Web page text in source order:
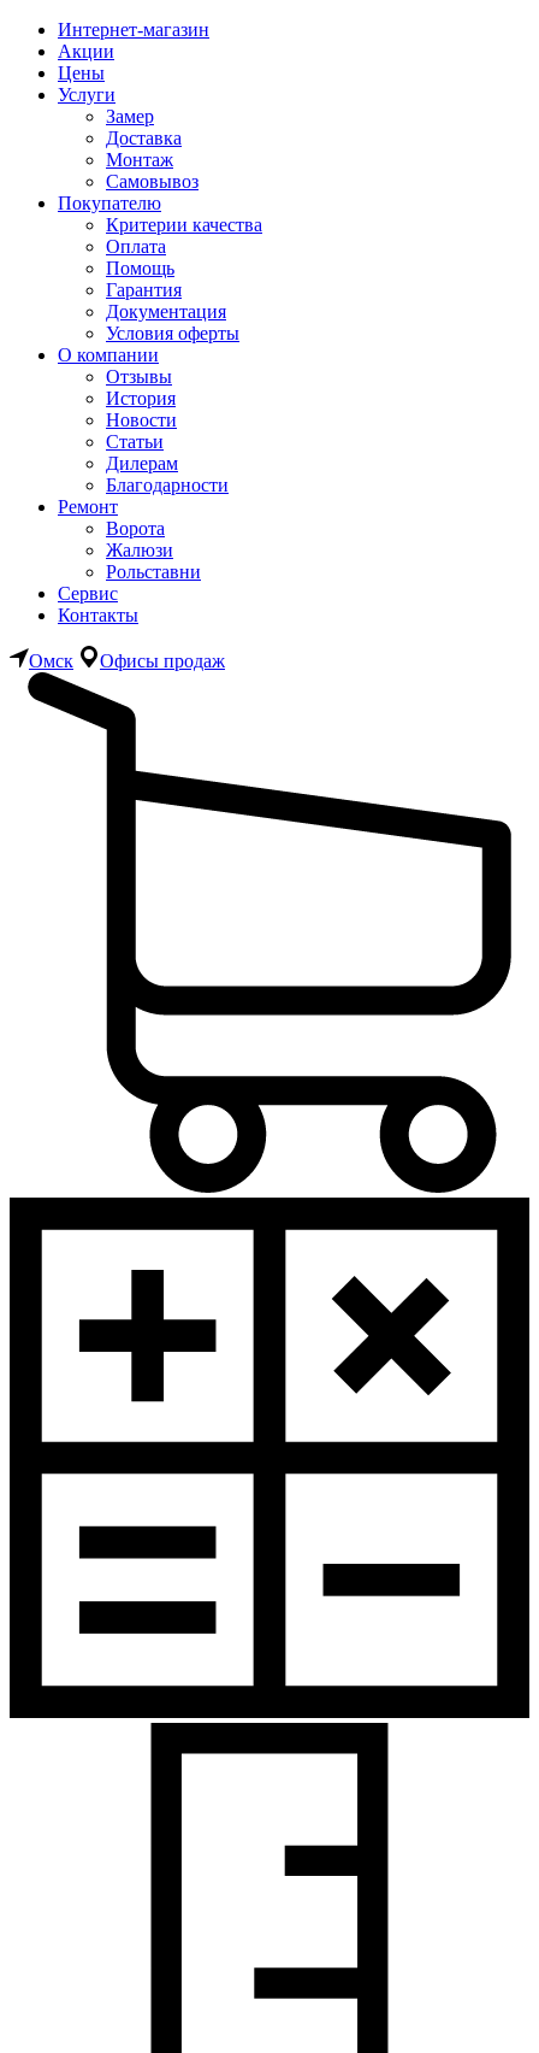
Интернет-магазин
Акции
Цены
Услуги
Замер
Доставка
Монтаж
Самовывоз
Покупателю
Критерии качества
Оплата
Помощь
Гарантия
Документация
Условия оферты
О компании
Отзывы
История
Новости
Статьи
Дилерам
Благодарности
Ремонт
Ворота
Жалюзи
Рольставни
Сервис
Контакты
Омск Офисы продаж